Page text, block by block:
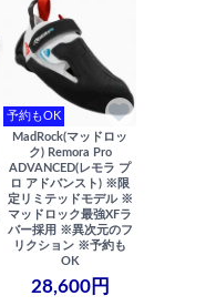
予約もOK
MadRock(マッドロッ
ク) Remora Pro
ADVANCED(レモラ プ
ロ アドバンスト) ※限
定リミテッドモデル ※
マッドロック最強XFラ
バー採用 ※異次元のフ
リクション ※予約も
OK
28,600円